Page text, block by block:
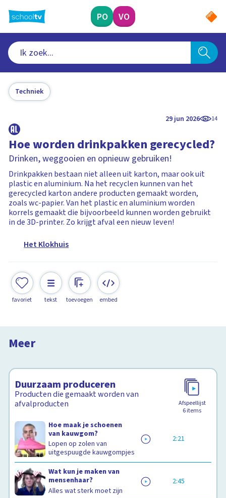
naar
hoofdinhoud
PO VO
Techniek
29 jun 2026 14
Hoe worden drinkpakken gerecycled?
Drinken, weggooien en opnieuw gebruiken!
Drinkpakken bestaan niet alleen uit karton, maar ook uit
plastic en aluminium. Na het recyclen kunnen van het
gerecycled karton andere producten gemaakt worden,
zoals wc-papier. Van het plastic en aluminium worden
korrels gemaakt die bijvoorbeeld kunnen worden gebruikt
in de 3D-printer. Zo krijgt afval een nieuw leven!
Het Klokhuis
favoriet tekst toevoegen embed
Meer
Drinkpak
Het Klokhuis
Duurzaam produceren
Producten die gemaakt worden van
afvalproducten
Afspeellijst
6items
Hoe maak je schoenen
van kauwgom?
Lopen op zolen van
uitgespuugde kauwgompjes
2:21
Wat kun je maken van
mensenhaar?
Alles wat sterk moet zijn
2:45